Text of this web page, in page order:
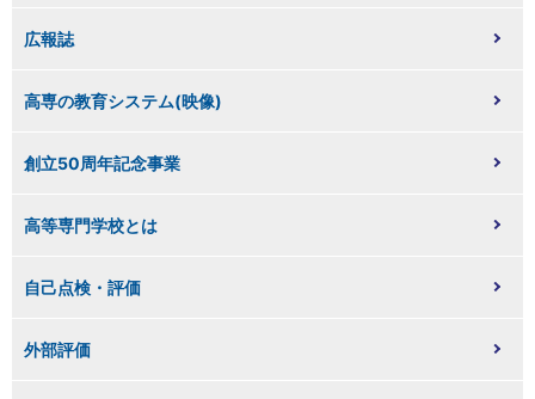
広報誌
高専の教育システム(映像)
創立50周年記念事業
高等専門学校とは
自己点検・評価
外部評価